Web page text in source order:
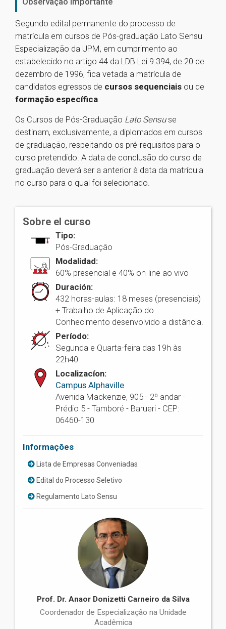
Segundo edital permanente do processo de
matrícula em cursos de Pós-graduação Lato Sensu
Especialização da UPM, em cumprimento ao
estabelecido no artigo 44 da LDB Lei 9.394, de 20 de
dezembro de 1996, fica vetada a matrícula de
candidatos egressos de cursos sequenciais ou de
formação específica.
Os Cursos de Pós-Graduação Lato Sensuse
destinam, exclusivamente, a diplomados em cursos
de graduação, respeitando os pré-requisitos para o
curso pretendido. A data de conclusão do curso de
graduação deverá ser a anterior à data da matrícula
no curso para o qual foi selecionado.
Sobre el curso
Tipo:
Pós-Graduação
Modalidad:
60% presencial e 40% on-line ao vivo
Duración:
432 horas-aulas: 18 meses (presenciais)
+ Trabalho de Aplicação do
Conhecimento desenvolvido a distância.
Período:
Segunda e Quarta-feira das 19h às
22h40
Localizacíon:
Campus Alphaville
Avenida Mackenzie, 905 - 2º andar -
Prédio 5 - Tamboré - Barueri - CEP:
06460-130
Informações
Lista de Empresas Conveniadas
Edital do Processo Seletivo
Regulamento Lato Sensu
Prof. Dr. Anaor Donizetti Carneiro da Silva
Coordenador de Especialização na Unidade
Acadêmica